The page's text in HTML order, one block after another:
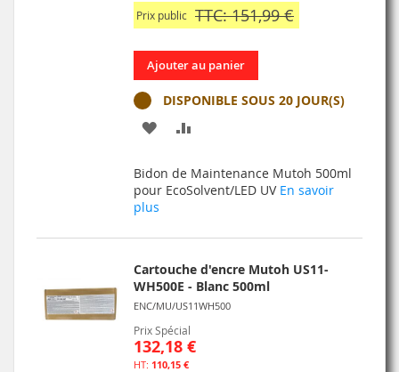
Prix public TTC: 151,99 €
Ajouter au panier
DISPONIBLE SOUS 20 JOUR(S)
AJOUTER
MA
COMPARATEUR
Bidon de Maintenance Mutoh 500ml
pour EcoSolvent/LED UV En savoir
plus
Cartouche d'encre Mutoh US11-
WH500E - Blanc 500ml
ENC/MU/US11WH500
Prix Spécial
132,18 €
110,15 €